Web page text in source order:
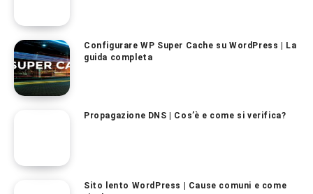
Configurare WP Super Cache su WordPress | La
guida completa
Propagazione DNS | Cos’è e come si verifica?
Sito lento WordPress | Cause comuni e come